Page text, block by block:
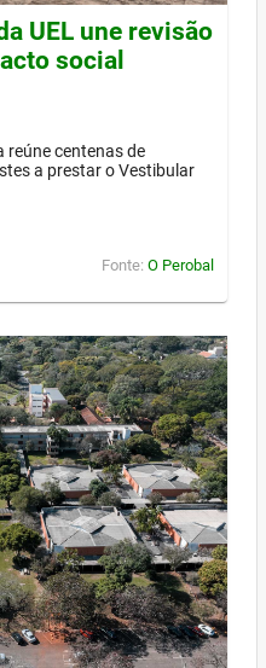
UEL une revisão
social
reúne centenas de
a prestar o Vestibular
Fonte: O Perobal